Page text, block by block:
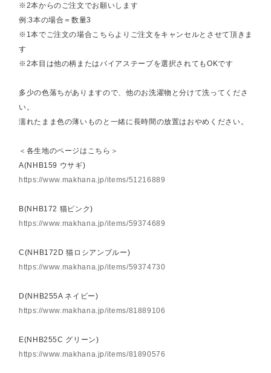
※2本からのご注文でお願いします
例:3本の場合＝数量3
※1本でご注文の場合こちらよりご注文をキャンセルとさせて頂きま
す
※2本目は他の柄またはバイアステープを選択されてもOKです
多少の色落ちがありますので、他のお洗濯物と分けて洗ってくださ
い。
濡れたまま色の薄いものと一緒に長時間の放置はおやめください。
＜各生地のページはこちら＞
A(NHB159 ウサギ)
https://www.makhana.jp/items/51216889
B(NHB172 猫ピンク)
https://www.makhana.jp/items/59374689
C(NHB172D 猫ロシアンブルー)
https://www.makhana.jp/items/59374730
D(NHB255A ネイビー)
https://www.makhana.jp/items/81889106
E(NHB255C グリーン)
https://www.makhana.jp/items/81890576